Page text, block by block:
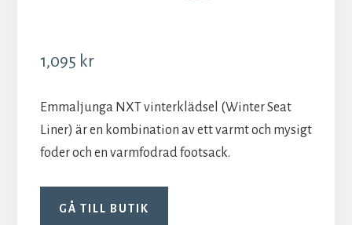
1,095 kr
Emmaljunga NXT vinterklädsel (Winter Seat
Liner) är en kombination av ett varmt och mysigt
foder och en varmfodrad footsack.
GÅ TILL BUTIK